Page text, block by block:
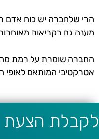
הרי שלחברה יש כוח אדם
מענה גם בקריאות
החברה שומרת על רמת
אטרקטיבי המותאם לאופי
לקבלת הצעת